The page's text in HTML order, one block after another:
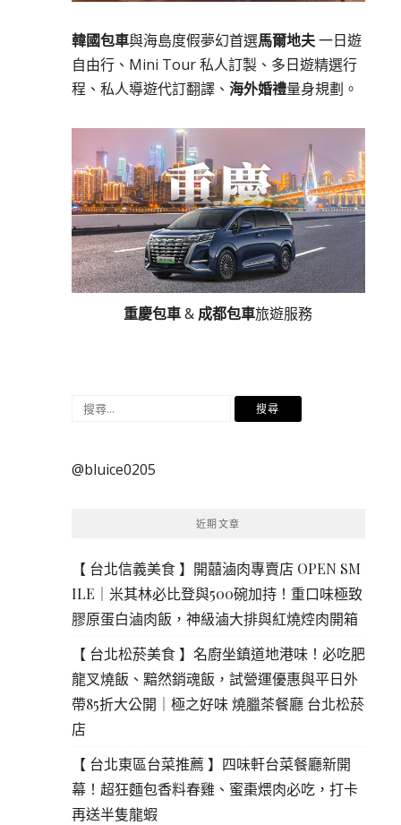
韓國包車與海島度假夢幻首選馬爾地夫一日遊
自由行、Mini Tour 私人訂製、多日遊精選行
程、私人導遊代訂翻譯、 海外婚禮量身規劃。
重慶包車& 成都包車旅遊服務
搜
鍵
@bluice0205
近期文章
【 台北信義美食 】開囍滷肉專賣店 OPEN SM
ILE｜米其林必比登與500碗加持！重口味極致
膠原蛋白滷肉飯，神級滷大排與紅燒焢肉開箱
【 台北松菸美食 】名廚坐鎮道地港味！必吃肥
龍叉燒飯、黯然銷魂飯，試營運優惠與平日外
帶85折大公開｜極之好味 燒臘茶餐廳 台北松菸
店
【 台北東區台菜推薦 】四味軒台菜餐廳新開
幕！超狂麵包香料春雞、蜜棗煨肉必吃，打卡
再送半隻龍蝦